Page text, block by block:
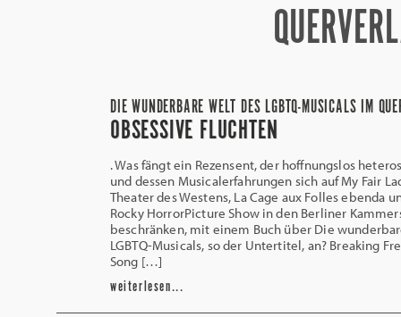
DIE WUNDERBARE WELT DES LGBTQ-MUSICALS IM
OBSESSIVE FLUCHTEN
. Was fängt ein Rezensent, der hoffnungslos
und dessen Musicalerfahrungen sich auf My Fair
Theater des Westens, La Cage aux Folles ebenda
Rocky HorrorPicture Show in den Berliner
beschränken, mit einem Buch über Die
LGBTQ-Musicals, so der Untertitel, an? Breaking
Song […]
weiterlesen...